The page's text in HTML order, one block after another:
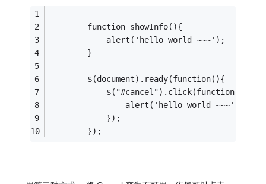
function showInfo(){
			alert('hello world ~~~');
		}
		$(document).ready(function(){
$("#cancel").click(function(){
				alert('hello world ~~~');
			});
		});